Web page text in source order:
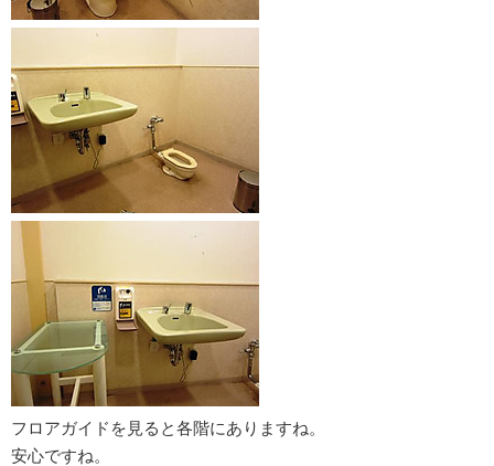
フロアガイドを見ると各階にありますね。
安心ですね。